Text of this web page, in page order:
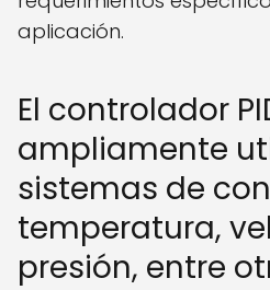
aplicación.
El controlador
ampliamente
sistemas de
temperatura,
presión, entre